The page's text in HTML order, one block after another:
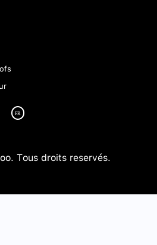
Tous droits reservés.